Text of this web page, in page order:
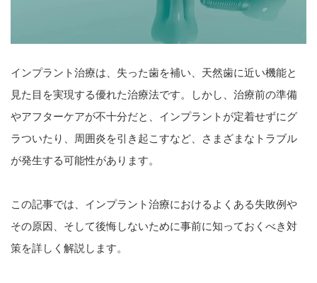
インプラント治療は、失った歯を補い、天然歯に近い機能と
見た目を実現する優れた治療法です。しかし、治療前の準備
やアフターケアが不十分だと、インプラントが定着せずにグ
ラついたり、周囲炎を引き起こすなど、さまざまなトラブル
が発生する可能性があります。
この記事では、インプラント治療におけるよくある失敗例や
その原因、そして後悔しないために事前に知っておくべき対
策を詳しく解説します。